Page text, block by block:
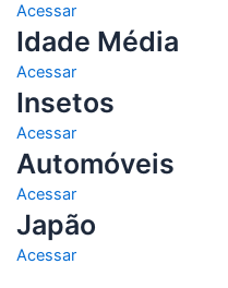
Acessar
Idade Média
Acessar
Insetos
Acessar
Automóveis
Acessar
Japão
Acessar